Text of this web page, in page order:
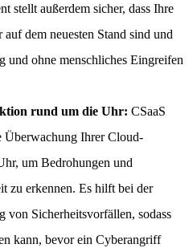
stellt außerdem sicher, dass Ihre
auf dem neuesten Stand sind und
und ohne menschliches Eingreifen
rund um die Uhr: CSaaS
Überwachung Ihrer Cloud-
um Bedrohungen und
zu erkennen. Es hilft bei der
von Sicherheitsvorfällen, sodass
kann, bevor ein Cyberangriff